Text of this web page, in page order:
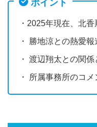
ポイント
・2025年現在、北
・ 勝地涼との熱愛
・ 渡辺翔太との関係
・ 所属事務所のコ